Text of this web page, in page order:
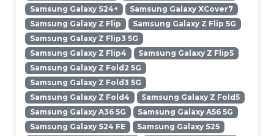
Samsung Galaxy S24+
Samsung Galaxy XCover7
Samsung Galaxy Z Flip
Samsung Galaxy Z Flip 5G
Samsung Galaxy Z Flip3 5G
Samsung Galaxy Z Flip4
Samsung Galaxy Z Flip5
Samsung Galaxy Z Fold2 5G
Samsung Galaxy Z Fold3 5G
Samsung Galaxy Z Fold4
Samsung Galaxy Z Fold5
Samsung Galaxy A36 5G
Samsung Galaxy A56 5G
Samsung Galaxy S24 FE
Samsung Galaxy S25